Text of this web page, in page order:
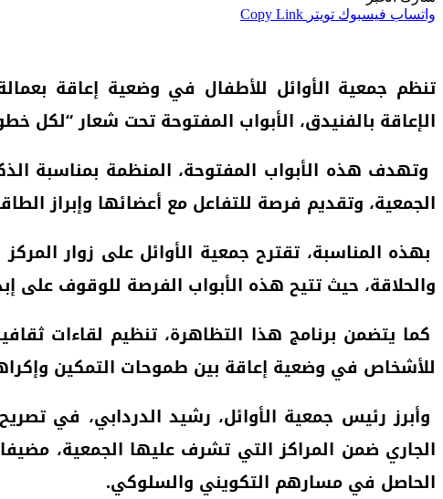
واتساب فيسبوك تويتر Copy Link
تنظم جمعية الأوائل للأطفال في وضعية إعاقة
الإعاقة بالفنيدق، الأبواب المفتوحة تحت شعار “لكل
الجمعية، وتقديم فرصة للتفاعل مع أعضائها وإبراز
بهذه المناسبة، تقترح جمعية الأوائل على زوار
والحلاقة، حيث تتيح هذه الأبواب الفرصة للوقوف على
كما يتضمن برنامج هذا التظاهرة، تنظيم لقاءات
للأشخاص في وضعية إعاقة بين طموحات التمكين
وأبرز رئيس جمعية الأوائل، رشيد الدردابي، في
الجاري ضمن المراكز التي تشرف عليها الجمعية،
الحاصل في مسارهم التكويني والسلوكي.